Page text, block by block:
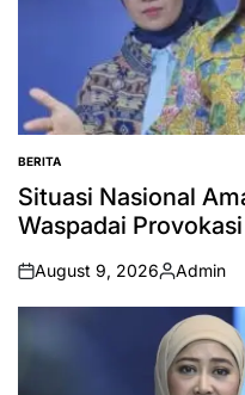
POSTED
IN
BERITA
Situasi Nasional
Waspadai
on
August 9, 2026
Posted
by
Admin